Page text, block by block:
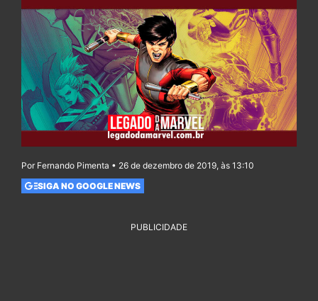
Por Fernando Pimenta • 26 de dezembro de 2019, às 13:10
SIGA NO GOOGLE NEWS
PUBLICIDADE